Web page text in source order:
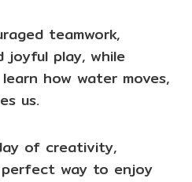
teamwork,
joyful play, while
how water moves,
us.
of creativity,
way to enjoy